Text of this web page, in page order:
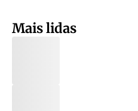
Mais lidas